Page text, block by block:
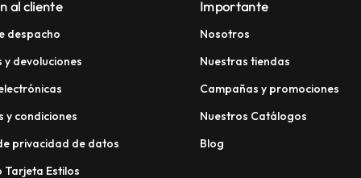
al cliente
despacho
y devoluciones
y condiciones
privacidad de datos
Estilos
Importante
Nosotros
Nuestras tiendas
Campañas y promociones
Nuestros Catálogos
Blog